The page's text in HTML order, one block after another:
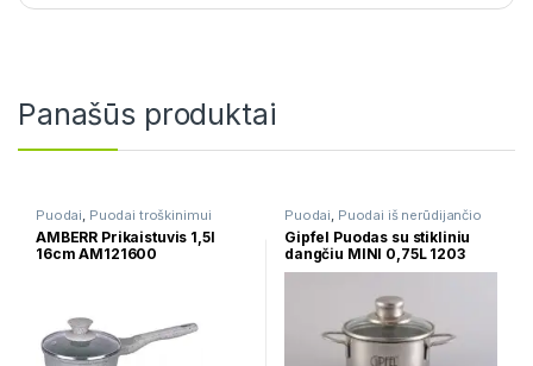
Panašūs produktai
Puodai Puodai troškinimui
AMBERR Prikaistuvis 1,5l
16cm AM121600
Puodai Puodai iš nerūdijančio
plieno
Gipfel Puodas su stikliniu
dangčiu MINI 0,75L 1203